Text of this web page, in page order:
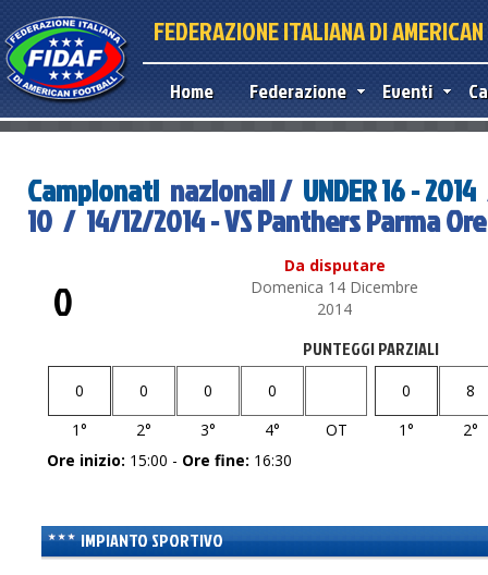
FEDERAZIONE ITALIANA DI
Home Federazione Eventi
Campionati nazionali / UNDER 16 - 2014
10 / 14/12/2014 - VS Panthers Parma
Da disputare
Domenica 14 Dicembre
2014
0
PUNTEGGI PARZIALI
0 0 0
0
1°
2° 3° 4° OT
0
8
1°
2°
Ore inizio: 15:00 - Ore fine: 16:30
IMPIANTO SPORTIVO